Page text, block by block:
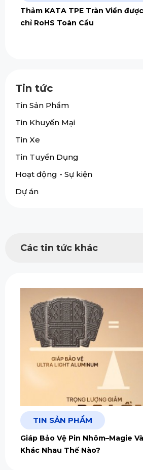
Thảm KATA TPE Tràn Viền
chỉ RoHS Toàn Cầu
Tin tức
Tin Sản Phẩm
Tin Khuyến Mại
Tin Xe
Tin Tuyển Dụng
Hoạt động - Sự kiện
Dự án
Các tin tức khác
TIN SẢN PHẨM
Giáp Bảo Vệ Pin Nhôm–Magie
Khác Nhau Thế Nào?